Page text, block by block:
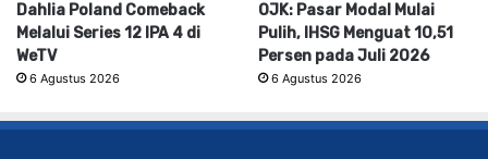
Dahlia Poland Comeback
Melalui Series 12 IPA 4 di
WeTV
6 Agustus 2026
OJK: Pasar Modal Mulai
Pulih, IHSG Menguat 10,51
Persen pada Juli 2026
6 Agustus 2026